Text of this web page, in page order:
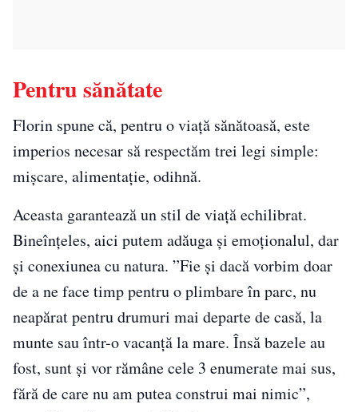
Pentru sănătate
Florin spune că, pentru o viață sănătoasă, este
imperios necesar să respectăm trei legi simple:
mișcare, alimentație, odihnă.
Aceasta garantează un stil de viață echilibrat.
Bineînțeles, aici putem adăuga și emoționalul, dar
și conexiunea cu natura. ”Fie și dacă vorbim doar
de a ne face timp pentru o plimbare în parc, nu
neapărat pentru drumuri mai departe de casă, la
munte sau într-o vacanță la mare. Însă bazele au
fost, sunt și vor rămâne cele 3 enumerate mai sus,
fără de care nu am putea construi mai nimic”,